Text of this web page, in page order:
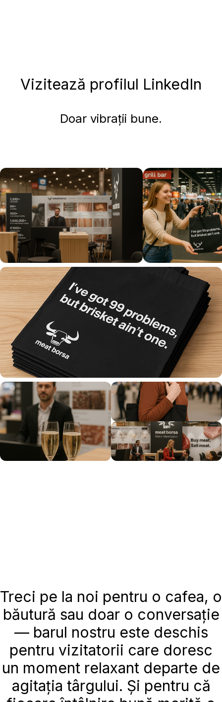
Vizitează profilul LinkedIn
Doar vibrații bune.
Treci pe la noi pentru o cafea, o
băutură sau doar o conversație
— barul nostru este deschis
pentru vizitatorii care doresc
un moment relaxant departe de
agitația târgului. Și pentru că